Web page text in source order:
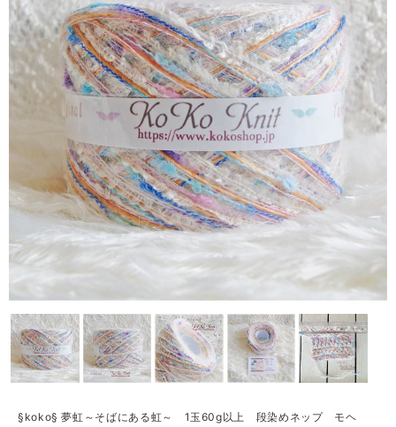
§koko§ 夢虹～そばにある虹～ 1玉60g以上 段染めネップ モヘ